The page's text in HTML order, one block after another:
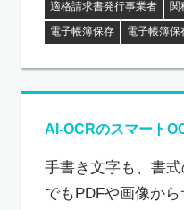
適格請求書発行事業者
関
電子帳簿保存
電子帳簿保
AI-OCRのスマート
手書き文字も、書
でもPDFや画像か